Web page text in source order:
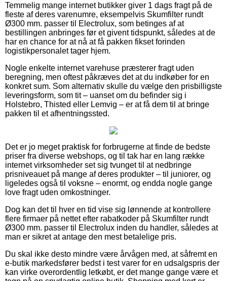
Temmelig mange internet butikker giver 1 dags fragt på de
fleste af deres varenumre, eksempelvis Skumfilter rundt
Ø300 mm. passer til Electrolux, som betinges af at
bestillingen anbringes før et givent tidspunkt, således at de
har en chance for at nå at få pakken fikset forinden
logistikpersonalet tager hjem.
Nogle enkelte internet varehuse præsterer fragt uden
beregning, men oftest påkræves det at du indkøber for en
konkret sum. Som alternativ skulle du vælge den prisbilligste
leveringsform, som tit – uanset om du befinder sig i
Holstebro, Thisted eller Lemvig – er at få dem til at bringe
pakken til et afhentningssted.
Det er jo meget praktisk for forbrugerne at finde de bedste
priser fra diverse webshops, og til tak har en lang række
internet virksomheder set sig tvunget til at nedbringe
prisniveauet på mange af deres produkter – til juniorer, og
ligeledes også til voksne – enormt, og endda nogle gange
love fragt uden omkostninger.
Dog kan det til hver en tid vise sig lønnende at kontrollere
flere firmaer på nettet efter rabatkoder på Skumfilter rundt
Ø300 mm. passer til Electrolux inden du handler, således at
man er sikret at antage den mest betalelige pris.
Du skal ikke desto mindre være årvågen med, at såfremt en
e-butik markedsfører bedst i test varer for en udsalgspris der
kan virke overordentlig letkøbt, er det mange gange være et